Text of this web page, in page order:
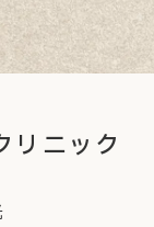
リニック